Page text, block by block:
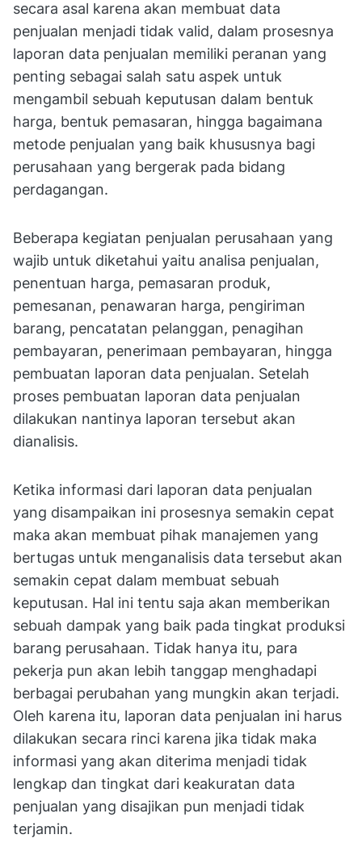
secara asal karena akan membuat data
penjualan menjadi tidak valid, dalam prosesnya
laporan data penjualan memiliki peranan yang
penting sebagai salah satu aspek untuk
mengambil sebuah keputusan dalam bentuk
harga, bentuk pemasaran, hingga bagaimana
metode penjualan yang baik khususnya bagi
perusahaan yang bergerak pada bidang
perdagangan.
Beberapa kegiatan penjualan perusahaan yang
wajib untuk diketahui yaitu analisa penjualan,
penentuan harga, pemasaran produk,
pemesanan, penawaran harga, pengiriman
barang, pencatatan pelanggan, penagihan
pembayaran, penerimaan pembayaran, hingga
pembuatan laporan data penjualan. Setelah
proses pembuatan laporan data penjualan
dilakukan nantinya laporan tersebut akan
dianalisis.
Ketika informasi dari laporan data penjualan
yang disampaikan ini prosesnya semakin cepat
maka akan membuat pihak manajemen yang
bertugas untuk menganalisis data tersebut akan
semakin cepat dalam membuat sebuah
keputusan. Hal ini tentu saja akan memberikan
sebuah dampak yang baik pada tingkat produksi
barang perusahaan. Tidak hanya itu, para
pekerja pun akan lebih tanggap menghadapi
berbagai perubahan yang mungkin akan terjadi.
Oleh karena itu, laporan data penjualan ini harus
dilakukan secara rinci karena jika tidak maka
informasi yang akan diterima menjadi tidak
lengkap dan tingkat dari keakuratan data
penjualan yang disajikan pun menjadi tidak
terjamin.